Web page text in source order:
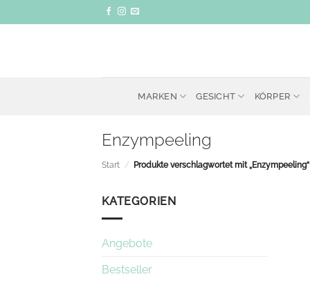
Inhalt
MARKEN GESICHT KÖRPER
Enzympeeling
Start / Produkte verschlagwortet mit „Enzympeeling“
KATEGORIEN
Angebote
Bestseller